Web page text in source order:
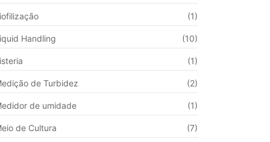
(1)
Handling (10)
(1)
de Turbidez (2)
de umidade (1)
de Cultura (7)